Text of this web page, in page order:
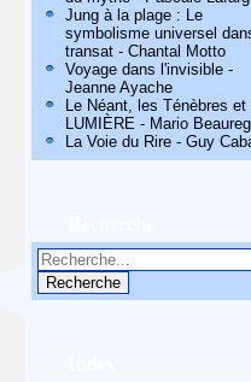
Jung à la plage : Le
symbolisme universel
transat - Chantal Motto
Voyage dans l'invisible -
Jeanne Ayache
Le Néant, les Ténèbres et
LUMIÈRE - Mario
La Voie du Rire - Guy